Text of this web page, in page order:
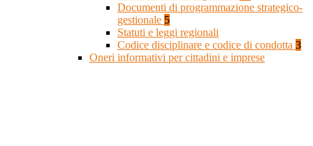
Documenti di programmazione strategico-
gestionale 5
Statuti e leggi regionali
Codice disciplinare e codice di condotta 3
Oneri informativi per cittadini e imprese